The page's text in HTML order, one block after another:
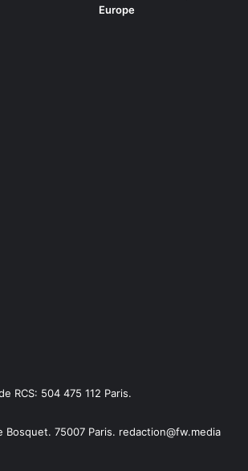
Europe
RCS: 504 475 112 Paris.
75007 Paris. redaction@fw.media